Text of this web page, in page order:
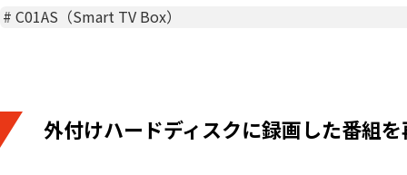
#C01AS（Smart TV Box）
外付けハードディスクに録画した番組